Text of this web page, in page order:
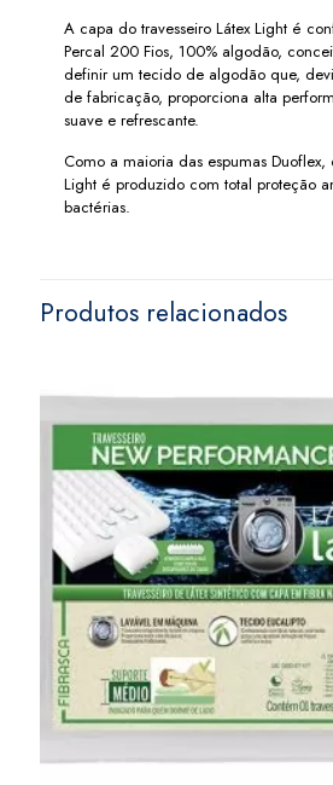
A capa do travesseiro Látex Light é
Percal 200 Fios, 100% algodão,
definir um tecido de algodão que,
de fabricação, proporciona alta
suave e refrescante.
Como a maioria das espumas Duoflex,
Light é produzido com total proteção
bactérias.
Produtos relacionados